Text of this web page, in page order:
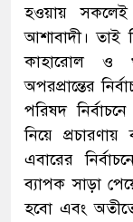
হওয়ায় সকলেই
আশাবাদী। তাই
কাহারোল ও
অপরপ্রান্তের
পরিষদ
নিয়ে
এবারের
ব্যাপক সাড়া
হবো এবং